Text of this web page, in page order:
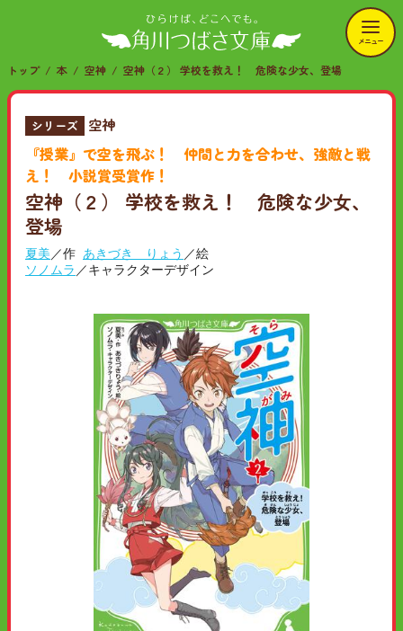
メニュー
トップ 本 空神 空神（２） 学校を救え！ 危険な少女、登場
シリーズ 空神
『授業』で空を飛ぶ！ 仲間と力を合わせ、強敵と戦
え！ 小説賞受賞作！
空神（２） 学校を救え！ 危険な少女、
登場
夏美／作 あきづき りょう ／絵
ソノムラ ／キャラクターデザイン